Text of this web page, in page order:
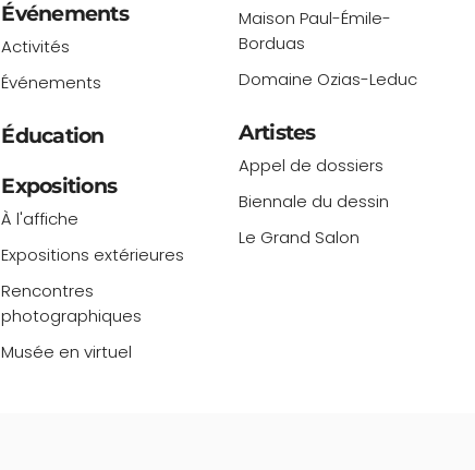
Événements
Activités
Événements
Éducation
Expositions
À l'affiche
Expositions extérieures
Rencontres
photographiques
Musée en virtuel
Maison Paul-Émile-
Borduas
Domaine Ozias-Leduc
Artistes
Appel de dossiers
Biennale du dessin
Le Grand Salon